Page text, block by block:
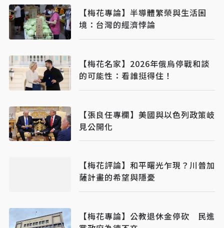
【梅花專論】半導體繁榮與生活困
境：台灣的經濟悖論
【梅花名家】2026年俄烏停戰和談
的可能性：看誰挺得住！
【張良任專欄】美國與以色列政策岐
見公開化
【梅花評論】和平曙光乍現？川普加
薩計畫的希望與隱憂
【梅花專論】公教退休金停砍 民進